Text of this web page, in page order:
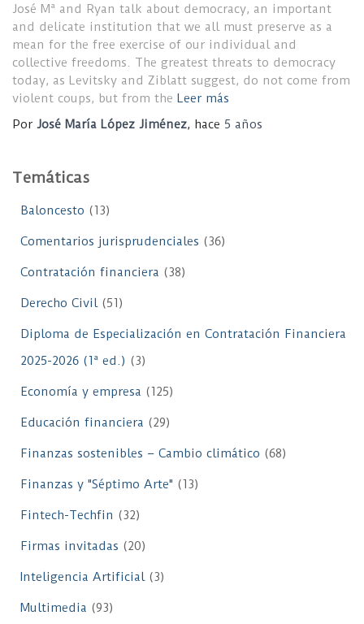
José Mª and Ryan talk about democracy, an important
and delicate institution that we all must preserve as a
mean for the free exercise of our individual and
collective freedoms. The greatest threats to democracy
today, as Levitsky and Ziblatt suggest, do not come from
violent coups, but from the Leer más
Por José María López Jiménez, hace 5 años
Temáticas
Baloncesto (13)
Comentarios jurisprudenciales (36)
Contratación financiera (38)
Derecho Civil(51)
Diploma de Especialización en Contratación Financiera
2025-2026 (1ª ed.) (3)
Economía y empresa (125)
Educación financiera (29)
Finanzas sostenibles – Cambio climático (68)
Finanzas y "Séptimo Arte" (13)
Fintech-Techfin (32)
Firmas invitadas (20)
Inteligencia Artificial(3)
Multimedia (93)